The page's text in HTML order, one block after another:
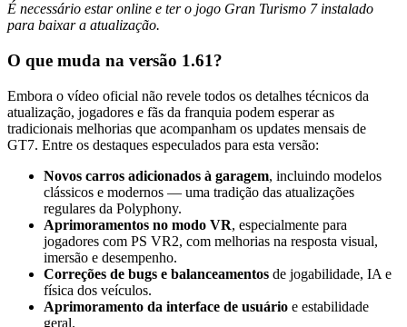
É necessário estar online e ter o jogo Gran Turismo 7 instalado
para baixar a atualização.
O que muda na versão 1.61?
Embora o vídeo oficial não revele todos os detalhes técnicos da
atualização, jogadores e fãs da franquia podem esperar as
tradicionais melhorias que acompanham os updates mensais de
GT7. Entre os destaques especulados para esta versão:
Novos carros adicionados à garagem, incluindo modelos
clássicos e modernos — uma tradição das atualizações
regulares da Polyphony.
Aprimoramentos no modo VR, especialmente para
jogadores com PS VR2, com melhorias na resposta visual,
imersão e desempenho.
Correções de bugs e balanceamentos de jogabilidade, IA e
física dos veículos.
Aprimoramento da interface de usuário e estabilidade
geral.